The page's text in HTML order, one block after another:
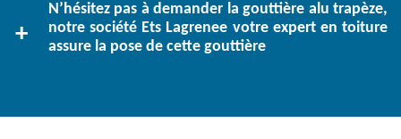
N’hésitez pas à demander la gouttière alu trapèze,
notre société Ets Lagrenee votre expert en toiture
assure la pose de cette gouttière